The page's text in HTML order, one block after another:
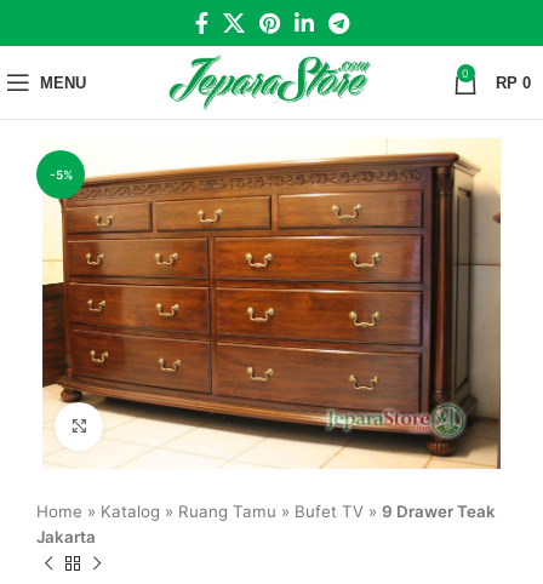
MENU 0 RP 0
-5%
Click to enlarge
Home » Katalog » Ruang Tamu » Bufet TV » 9 Drawer Teak
Jakarta